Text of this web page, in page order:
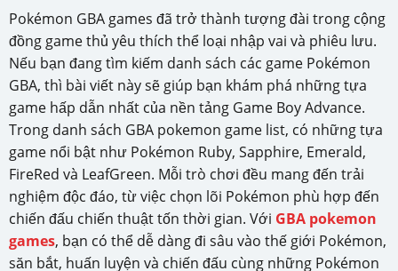
Pokémon GBA games đã trở thành tượng đài trong cộng
đồng game thủ yêu thích thể loại nhập vai và phiêu lưu.
Nếu bạn đang tìm kiếm danh sách các game Pokémon
GBA, thì bài viết này sẽ giúp bạn khám phá những tựa
game hấp dẫn nhất của nền tảng Game Boy Advance.
Trong danh sách GBA pokemon game list, có những tựa
game nổi bật như Pokémon Ruby, Sapphire, Emerald,
FireRed và LeafGreen. Mỗi trò chơi đều mang đến trải
nghiệm độc đáo, từ việc chọn lõi Pokémon phù hợp đến
chiến đấu chiến thuật tốn thời gian. Với GBA pokemon
games, bạn có thể dễ dàng đi sâu vào thế giới Pokémon,
săn bắt, huấn luyện và chiến đấu cùng những Pokémon